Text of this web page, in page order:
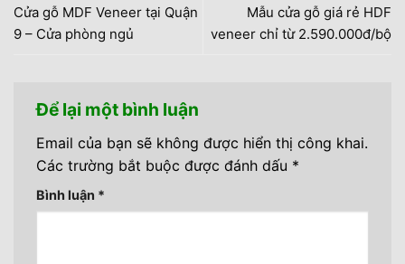
Cửa gỗ MDF Veneer tại Quận
9 – Cửa phòng ngủ
Mẫu cửa gỗ giá rẻ HDF
veneer chỉ từ 2.590.000đ/bộ
Để lại một bình luận
Email của bạn sẽ không được hiển thị công khai.
Các trường bắt buộc được đánh dấu *
Bình luận *